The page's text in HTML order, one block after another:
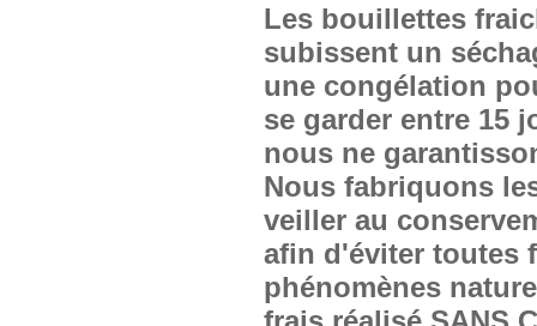
Les bouillettes
subissent un
une congélation
se garder entre 15
nous ne
Nous fabriquons
veiller au
afin d'éviter toutes
phénomènes